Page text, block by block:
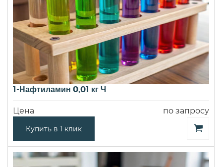
1-Нафтиламин 0,01 кг Ч
Цена по запросу
Купить в 1 клик